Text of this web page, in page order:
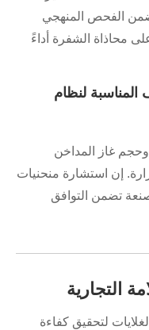
الفحص المنهجي
محاذاة الشفرة أداءً
المناسبة لنظام
وحجم غاز المداخن
إن استشارة منحنيات
تضمن التوافق
لتحقيق كفاءة